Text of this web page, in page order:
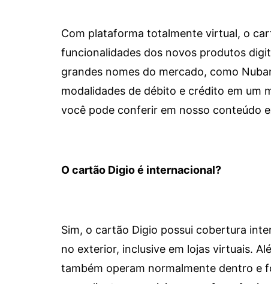
Com plataforma totalmente virtual, o
funcionalidades dos novos produtos
grandes nomes do mercado, como
modalidades de débito e crédito em um
você pode conferir em nosso conteúdo
O cartão Digio é internacional?
Sim, o cartão Digio possui cobertura
no exterior, inclusive em lojas virtuais.
também operam normalmente dentro e